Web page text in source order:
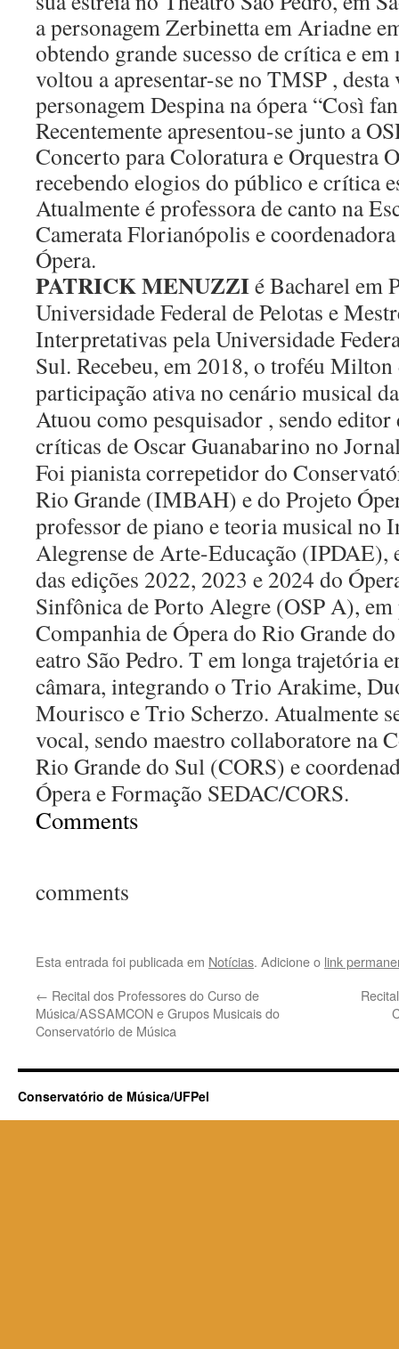
apersonagem Zerbinetta em Ariadne
obtendo grande sucesso de críticae em
voltou a apresentar-se no TMSP ,
personagem Despina na ópera “Così
Recentemente apresentou-se junto a
Concerto para Coloratura e Orquestra
recebendo elogios do público e crítica
Atualmente é professora de canto na
Camerata Florianópolis e
Ópera.
PATRICK MENUZZIé Bacharel em
Universidade Federal de Pelotas e
Interpretativas pela Universidade
Sul. Recebeu, em 2018, o troféu Milton
participação ativa no cenário musical
Atuou como pesquisador , sendo
críticas de OscarGuanabarino no
Foi pianista correpetidor do
Rio Grande (IMBAH) e do Projeto
professor depiano e teoria musical no
Alegrense de Arte-Educação (IPDAE),
das edições 2022, 2023 e 2024 do
Sinfônica dePorto Alegre (OSP A), em
Companhia de Ópera do Rio Grande
eatro São Pedro. T em longa trajetória
câmara, integrando o Trio Arakime,
Mourisco e Trio Scherzo. Atualmente
vocal, sendo maestro collaboratore na
Rio Grande do Sul (CORS) e
Ópera e Formação SEDAC/CORS.
Comments
comments
Esta entrada foi publicada em Notícias. Adicione o link
← Recital dos Professores do Curso de
Música/ASSAMCON e Grupos Musicais do
Conservatório de Música
Conservatório de Música/UFPel